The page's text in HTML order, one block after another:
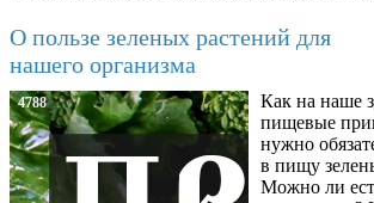
О пользе зеленых растений для
нашего организма
4788
Как на наше
пищевые
нужно
в пищу
Можно ли